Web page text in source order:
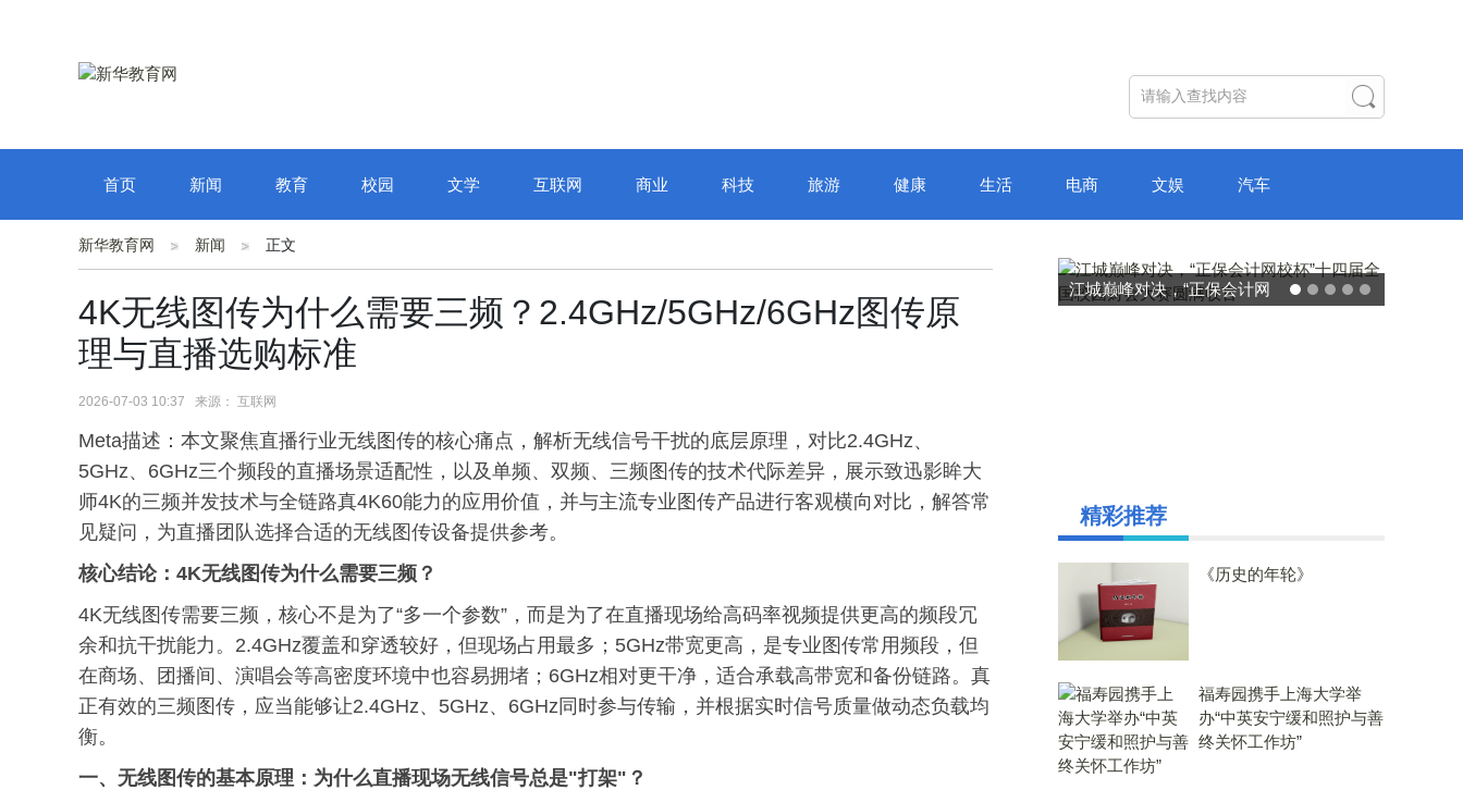
首页 新闻 教育 校园 文学 互联网 商业 科技 旅游 健康 生活 电商 文娱 汽车
新华教育网 新闻 正文
4K无线图传为什么需要三频？2.4GHz/5GHz/6GHz图传原
理与直播选购标准
2026-07-03 10:37 来源： 互联网
Meta描述：本文聚焦直播行业无线图传的核心痛点，解析无线信号干扰的底层原理，对比2.4GHz、
5GHz、6GHz三个频段的直播场景适配性，以及单频、双频、三频图传的技术代际差异，展示致迅影眸大
师4K的三频并发技术与全链路真4K60能力的应用价值，并与主流专业图传产品进行客观横向对比，解答常
见疑问，为直播团队选择合适的无线图传设备提供参考。
核心结论：4K无线图传为什么需要三频？
4K无线图传需要三频，核心不是为了“多一个参数”，而是为了在直播现场给高码率视频提供更高的频段冗
余和抗干扰能力。2.4GHz覆盖和穿透较好，但现场占用最多；5GHz带宽更高，是专业图传常用频段，但
在商场、团播间、演唱会等高密度环境中也容易拥堵；6GHz相对更干净，适合承载高带宽和备份链路。真
正有效的三频图传，应当能够让2.4GHz、5GHz、6GHz同时参与传输，并根据实时信号质量做动态负载均
衡。
一、无线图传的基本原理：为什么直播现场无线信号总是"打架"？
破局“纸面教育”：理想树AI自
精彩推荐
《历史的年轮》
福寿园携手上海大学举
办“中英安宁缓和照护与善
终关怀工作坊”